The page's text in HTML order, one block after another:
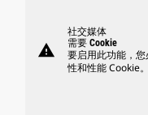
warning
社交媒体
需要 Cookie
要启用此功能，
性和性能 Cookie。